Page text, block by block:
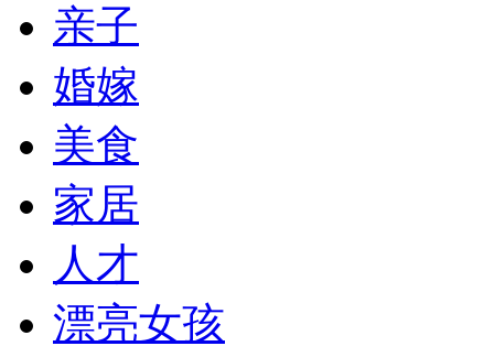
亲子
婚嫁
美食
家居
人才
漂亮女孩